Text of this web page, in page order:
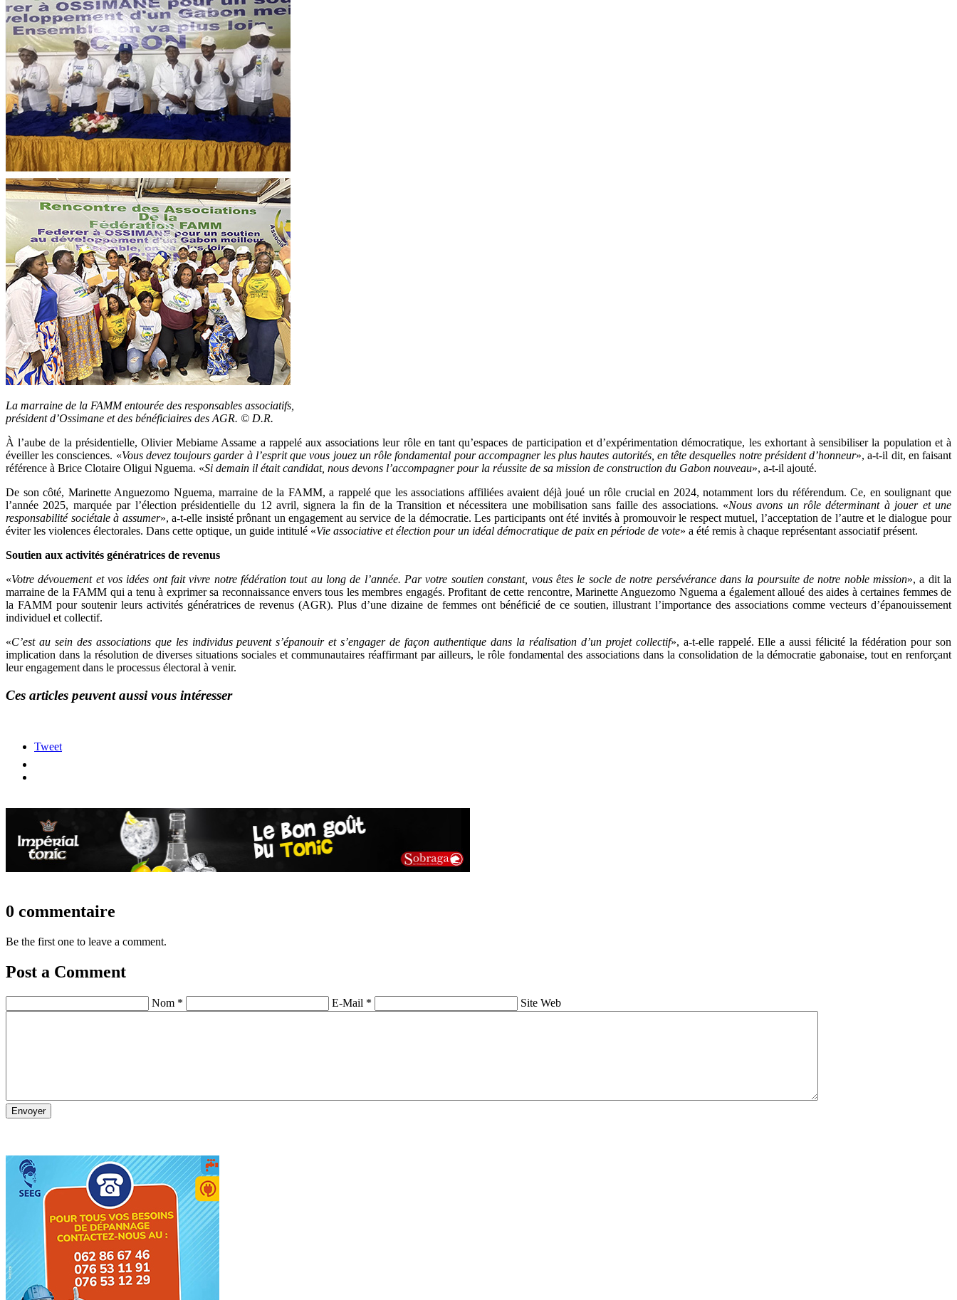
La marraine de la FAMM entourée des responsables associatifs,
président d’Ossimane et des bénéficiaires des AGR. © D.R.
À l’aube de la présidentielle, Olivier Mebiame Assame a rappelé aux associations leur rôle en tant qu’espaces de participation et d’expérimentation démocratique, les exhortant à sensibiliser la population et à
éveiller les consciences. «Vous devez toujours garder à l’esprit que vous jouez un rôle fondamental pour accompagner les plus hautes autorités, en tête desquelles notre président d’honneur», a-t-il dit, en faisant
référence à Brice Clotaire Oligui Nguema. «Si demain il était candidat, nous devons l’accompagner pour la réussite de sa mission de construction du Gabon nouveau», a-t-il ajouté.
De son côté, Marinette Anguezomo Nguema, marraine de la FAMM, a rappelé que les associations affiliées avaient déjà joué un rôle crucial en 2024, notamment lors du référendum. Ce, en soulignant que
l’année 2025, marquée par l’élection présidentielle du 12 avril, signera la fin de la Transition et nécessitera une mobilisation sans faille des associations. «Nous avons un rôle déterminant à jouer et une
responsabilité sociétale à assumer», a-t-elle insisté prônant un engagement au service de la démocratie. Les participants ont été invités à promouvoir le respect mutuel, l’acceptation de l’autre et le dialogue pour
éviter les violences électorales. Dans cette optique, un guide intitulé «Vie associative et élection pour un idéal démocratique de paix en période de vote» a été remis à chaque représentant associatif présent.
Soutien aux activités génératrices de revenus
«Votre dévouement et vos idées ont fait vivre notre fédération tout au long de l’année. Par votre soutien constant, vous êtes le socle de notre persévérance dans la poursuite de notre noble mission», a dit la
marraine de la FAMM qui a tenu à exprimer sa reconnaissance envers tous les membres engagés. Profitant de cette rencontre, Marinette Anguezomo Nguema a également alloué des aides à certaines femmes de
la FAMM pour soutenir leurs activités génératrices de revenus (AGR). Plus d’une dizaine de femmes ont bénéficié de ce soutien, illustrant l’importance des associations comme vecteurs d’épanouissement
individuel et collectif.
«C’est au sein des associations que les individus peuvent s’épanouir et s’engager de façon authentique dans la réalisation d’un projet collectif», a-t-elle rappelé. Elle a aussi félicité la fédération pour son
implication dans la résolution de diverses situations sociales et communautaires réaffirmant par ailleurs, le rôle fondamental des associations dans la consolidation de la démocratie gabonaise, tout en renforçant
leur engagement dans le processus électoral à venir.
Ces articles peuvent aussi vous intéresser
Tweet
0 commentaire
Be the first one to leave a comment.
Post a Comment
Nom * E-Mail * Site Web